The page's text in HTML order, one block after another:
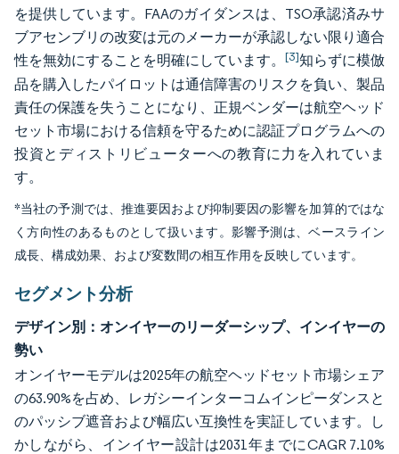
を提供しています。FAAのガイダンスは、TSO承認済みサ
ブアセンブリの改変は元のメーカーが承認しない限り適合
性を無効にすることを明確にしています。 [3]知らずに模倣
品を購入したパイロットは通信障害のリスクを負い、製品
責任の保護を失うことになり、正規ベンダーは航空ヘッド
セット市場における信頼を守るために認証プログラムへの
投資とディストリビューターへの教育に力を入れていま
す。
*当社の予測では、推進要因および抑制要因の影響を加算的ではな
く方向性のあるものとして扱います。影響予測は、ベースライン
成長、構成効果、および変数間の相互作用を反映しています。
セグメント分析
デザイン別：オンイヤーのリーダーシップ、インイヤーの
勢い
オンイヤーモデルは2025年の航空ヘッドセット市場シェア
の63.90%を占め、レガシーインターコムインピーダンスと
のパッシブ遮音および幅広い互換性を実証しています。し
かしながら、インイヤー設計は2031年までにCAGR 7.10%